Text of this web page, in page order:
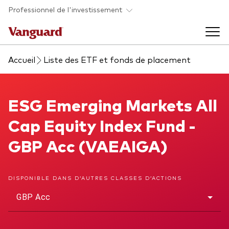
Skip to main content
Professionnel de l'investissement
Fonds et ETFs
Tous les produits
Analyses et événements
Back to main menu
À propos de Vanguard
À propos de Vanguard
Accueil Liste des ETF et fonds de placement
ESG Emerging Markets All Cap Equity Index Fund
ESG Emerging Markets All
Cap Equity Index Fund -
GBP Acc (VAEAIGA)
DISPONIBLE DANS D’AUTRES CLASSES D’ACTIONS
GBP Acc